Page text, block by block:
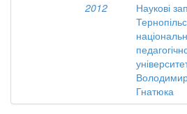
2012
Наукові
Гнатюка